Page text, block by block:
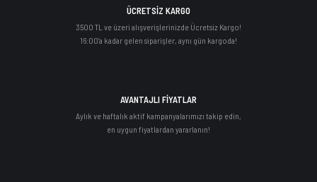
ÜCRETSİZ KARGO
3500 TL ve üzeri alışverişlerinizde Ücretsiz Kargo!
16:00'a kadar gelen siparişler, aynı gün kargoda!
AVANTAJLI FİYATLAR
Aylık ve haftalık aktif kampanyalarımızı takip edin,
en uygun fiyatlardan yararlanın!